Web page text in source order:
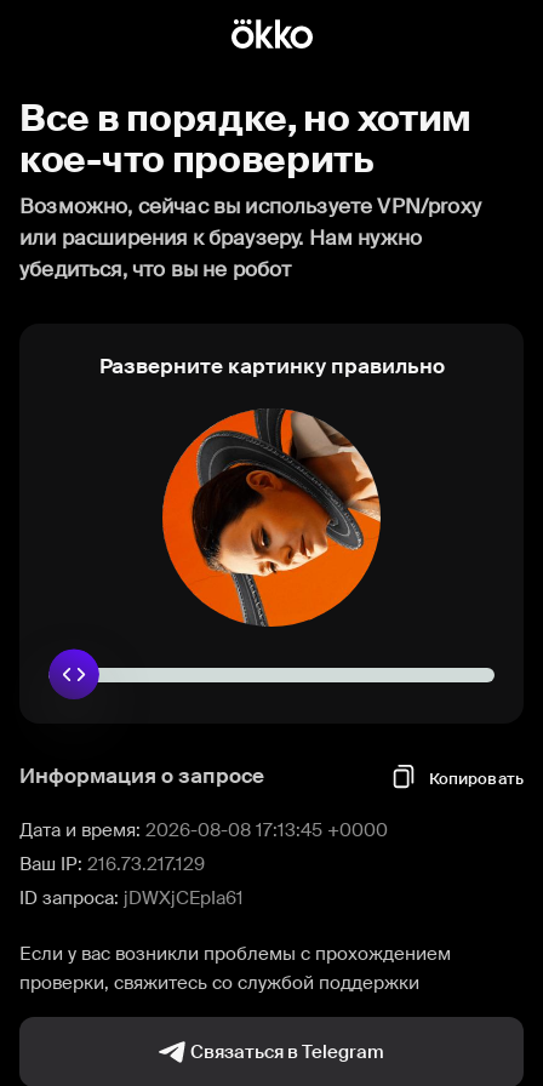
Все в порядке, но хотим
кое-что проверить
Возможно, сейчас вы используете VPN/proxy
или расширения к браузеру. Нам нужно
убедиться, что вы не робот
Разверните картинку правильно
Информация о запросе Копировать
Дата и время: 2026-08-08 17:13:45 +0000
Ваш IP: 216.73.217.129
ID запроса: jDWXjCEpIa61
Если у вас возникли проблемы с прохождением
проверки, свяжитесь со службой поддержки
Связаться в Telegram